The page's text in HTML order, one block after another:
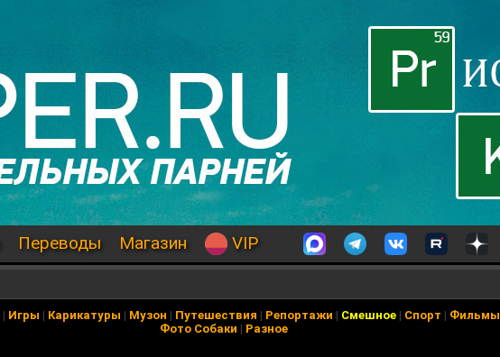
Переводы Магазин VIP
| Игры | Карикатуры | Музон | Путешествия | Репортажи | Смешное| Спорт | Фильмы
Фото Собаки | Разное